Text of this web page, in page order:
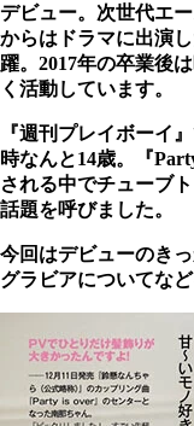
デビュー。次世代エ
からはドラマに出演
躍。2017年の卒業後
く活動しています。
『週刊プレイボーイ
時なんと14歳。『
される中でチューブ
話題を呼びました。
今回はデビューのき
グラビアについてなど